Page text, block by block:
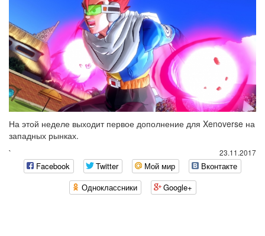
На этой неделе выходит первое дополнение для Xenoverse на
западных рынках.
23.11.2017
`
Facebook Twitter Мой мир
Вконтакте
Одноклассники
Google+